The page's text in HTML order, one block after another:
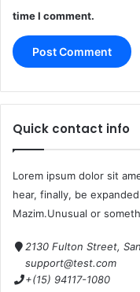
time I comment.
Quick contact info
Lorem ipsum dolor sit
hear, finally, be
Mazim.Unusual or
2130 Fulton Street,
support@test.com
+(15) 94117-1080